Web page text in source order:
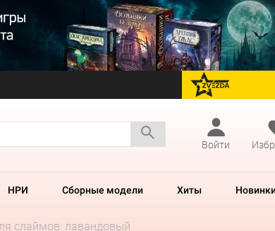
перейти на Zvezda
Войти
НРИ Сборные модели Хиты
слаймов: лавандовый